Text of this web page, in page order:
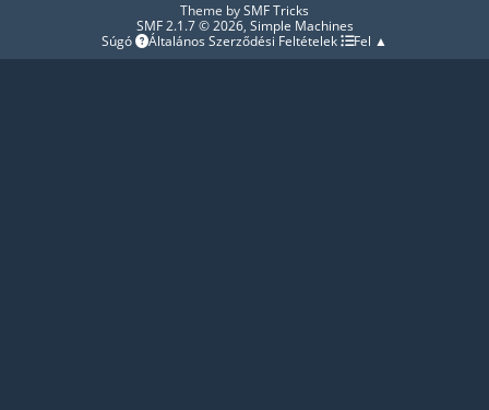
Theme bySMF Tricks
SMF 2.1.7 © 2026, Simple Machines
Súgó
Általános Szerződési Feltételek Fel ▲